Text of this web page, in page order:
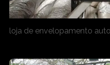
loja de envelopamento